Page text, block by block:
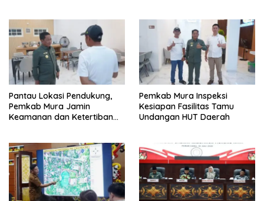
Pantau Lokasi Pendukung,
Pemkab Mura Jamin
Keamanan dan Ketertiban
Pemkab Mura Inspeksi
Kesiapan Fasilitas Tamu
Undangan HUT Daerah